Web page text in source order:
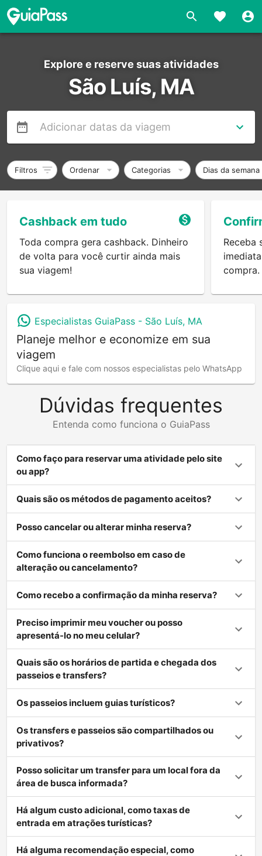
Explore e reserve suas atividades
São Luís, MA
Filtros Ordenar Categorias Dias da semana
Cashback em tudo
Toda compra gera cashback. Dinheiro
de volta para você curtir ainda mais
sua viagem!
Receba
compra.
Especialistas GuiaPass - São Luís, MA
Planeje melhor e economize em sua
viagem
Clique aqui e fale com nossos especialistas pelo WhatsApp
Dúvidas frequentes
Entenda como funciona o GuiaPass
Como faço para reservar uma atividade pelo site
ou app?
Quais são os métodos de pagamento aceitos?
Posso cancelar ou alterar minha reserva?
Como funciona o reembolso em caso de
alteração ou cancelamento?
Como recebo a confirmação da minha reserva?
Preciso imprimir meu voucher ou posso
apresentá-lo no meu celular?
Quais são os horários de partida e chegada dos
passeios e transfers?
Os passeios incluem guias turísticos?
Os transfers e passeios são compartilhados ou
privativos?
Posso solicitar um transfer para um local fora da
área de busca informada?
Há algum custo adicional, como taxas de
entrada em atrações turísticas?
Há alguma recomendação especial, como